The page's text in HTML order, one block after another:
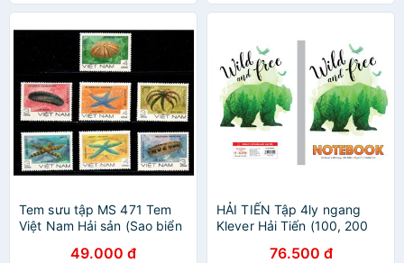
Tem sưu tập MS 471 Tem
Việt Nam Hải sản (Sao biển
49.000 đ
HẢI TIẾN Tập 4ly ngang
Klever Hải Tiến (100, 200
76.500 đ